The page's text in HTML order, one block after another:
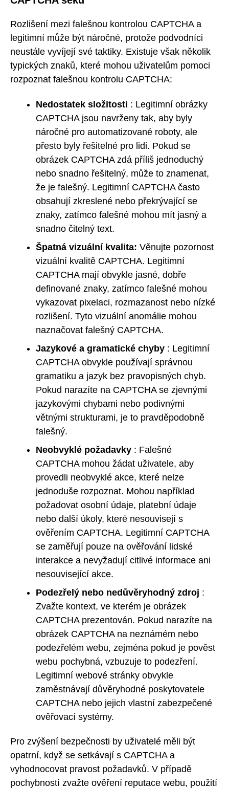
Rozlišení mezi falešnou kontrolou CAPTCHA a
legitimní může být náročné, protože podvodníci
neustále vyvíjejí své taktiky. Existuje však několik
typických znaků, které mohou uživatelům pomoci
rozpoznat falešnou kontrolu CAPTCHA:
Nedostatek složitosti : Legitimní obrázky
CAPTCHA jsou navrženy tak, aby byly
náročné pro automatizované roboty, ale
přesto byly řešitelné pro lidi. Pokud se
obrázek CAPTCHA zdá příliš jednoduchý
nebo snadno řešitelný, může to znamenat,
že je falešný. Legitimní CAPTCHA často
obsahují zkreslené nebo překrývající se
znaky, zatímco falešné mohou mít jasný a
snadno čitelný text.
Špatná vizuální kvalita: Věnujte pozornost
vizuální kvalitě CAPTCHA. Legitimní
CAPTCHA mají obvykle jasné, dobře
definované znaky, zatímco falešné mohou
vykazovat pixelaci, rozmazanost nebo nízké
rozlišení. Tyto vizuální anomálie mohou
naznačovat falešný CAPTCHA.
Jazykové a gramatické chyby : Legitimní
CAPTCHA obvykle používají správnou
gramatiku a jazyk bez pravopisných chyb.
Pokud narazíte na CAPTCHA se zjevnými
jazykovými chybami nebo podivnými
větnými strukturami, je to pravděpodobně
falešný.
Neobvyklé požadavky : Falešné
CAPTCHA mohou žádat uživatele, aby
provedli neobvyklé akce, které nelze
jednoduše rozpoznat. Mohou například
požadovat osobní údaje, platební údaje
nebo další úkoly, které nesouvisejí s
ověřením CAPTCHA. Legitimní CAPTCHA
se zaměřují pouze na ověřování lidské
interakce a nevyžadují citlivé informace ani
nesouvisející akce.
Podezřelý nebo nedůvěryhodný zdroj :
Zvažte kontext, ve kterém je obrázek
CAPTCHA prezentován. Pokud narazíte na
obrázek CAPTCHA na neznámém nebo
podezřelém webu, zejména pokud je pověst
webu pochybná, vzbuzuje to podezření.
Legitimní webové stránky obvykle
zaměstnávají důvěryhodné poskytovatele
CAPTCHA nebo jejich vlastní zabezpečené
ověřovací systémy.
Pro zvýšení bezpečnosti by uživatelé měli být
opatrní, když se setkávají s CAPTCHA a
vyhodnocovat pravost požadavků. V případě
pochybností zvažte ověření reputace webu, použití